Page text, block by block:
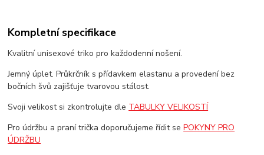
Kompletní specifikace
Kvalitní unisexové triko pro každodenní nošení.
Jemný úplet. Průkrčník s přídavkem elastanu a provedení bez
bočních švů zajišťuje tvarovou stálost.
Svoji velikost si zkontrolujte dle TABULKY VELIKOSTÍ
Pro údržbu a praní trička doporučujeme řídit sePOKYNY PRO
ÚDRŽBU